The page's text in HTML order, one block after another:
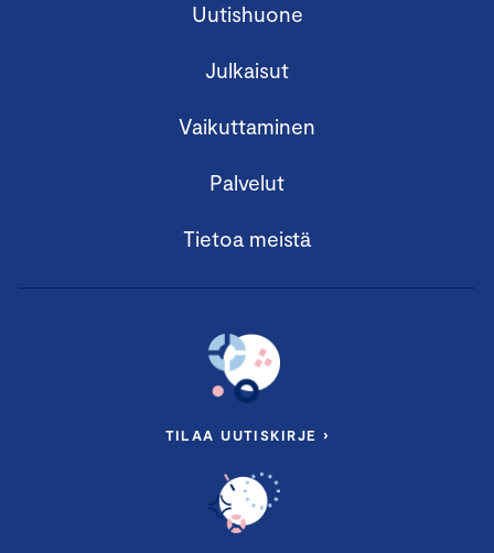
Uutishuone
Julkaisut
Vaikuttaminen
Palvelut
Tietoa meistä
TILAA UUTISKIRJE ›